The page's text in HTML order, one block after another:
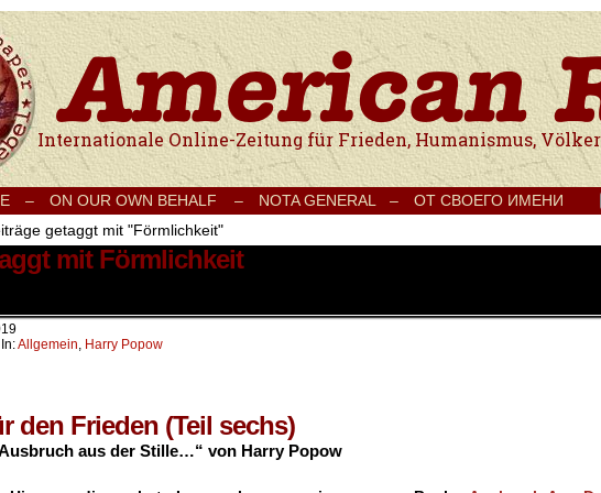
Internationale Onlinezeitung für Frieden, Humanismus, Völkerverständigung und
– ON OUR OWN BEHALF – NOTA GENERAL – ОТ СВОЕГО ИМЕНИ
getaggt mit "Förmlichkeit"
mit Förmlichkeit
Allgemein, Harry Popow
den Frieden (Teil sechs)
aus der Stille…“ von Harry Popow